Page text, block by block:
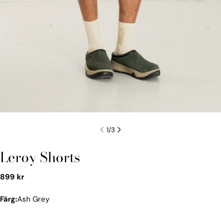
1/3
Leroy Shorts
Vanligt
899 kr
Färg:Ash Grey